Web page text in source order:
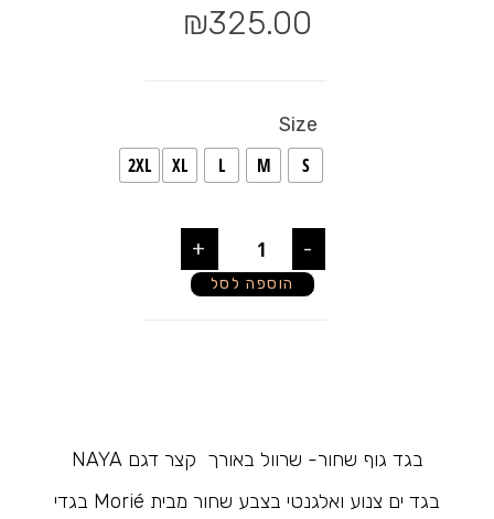
₪325.00
Size
S
M
L
XL
2XL
-
+
הוספה לסל
בגד גוף שחור- שרוול באורך קצר דגם NAYA
בגד ים צנוע ואלגנטי בצבע שחור מבית Morié בגדי